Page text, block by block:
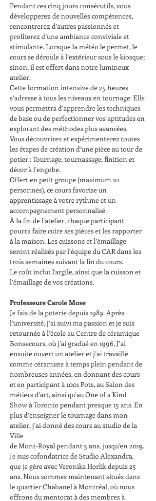
Pendant ces cinq jours consécutifs, vous
développerez de nouvelles compétences,
rencontrerez d’autres passionnés et
profiterez d’une ambiance conviviale et
stimulante. Lorsque la météo le permet, le
cours se déroule à l’extérieur sous le kiosque;
sinon, il est offert dans notre lumineux
atelier.
Cette formation intensive de 25 heures
s’adresse à tous les niveaux en tournage. Elle
vous permettra d’apprendre les techniques
de base ou de perfectionner vos aptitudes en
explorant des méthodes plus avancées.
Vous découvrirez et expérimenterez toutes
les étapes de création d’une pièce au tour de
potier : Tournage, tournassage, finition et
décor à l’engobe.
Offert en petit groupe (maximum 10
personnes), ce cours favorise un
apprentissage à votre rythme et un
accompagnement personnalisé.
À la fin de l’atelier, chaque participant
pourra faire cuire ses pièces et les rapporter
à la maison. Les cuissons et l’émaillage
seront réalisés par l’équipe du CAR dans les
trois semaines suivant la fin du cours.
Le coût inclut l'argile, ainsi que la cuisson et
l’émaillage de vos créations.
Professeure Carole Mose
Je fais de la poterie depuis 1989. Après
l’université, j’ai suivi ma passion et je suis
retournée à l’école au Centre de céramique
Bonsecours, où j’ai gradué en 1996. J’ai
ensuite ouvert un atelier et j’ai travaillé
comme céramiste à temps plein pendant de
nombreuses années, en donnant des cours
et en participant à 1001 Pots, au Salon des
métiers d’art, ainsi qu’au One of a Kind
Show à Toronto pendant presque 15 ans. En
plus d’enseigner le tournage dans mon
atelier, j’ai donné des cours au studio de la
Ville
de Mont-Royal pendant 5 ans, jusqu’en 2019.
Je suis cofondatrice de Studio Alexandra,
que je gère avec Veronika Horlik depuis 25
ans. Nous sommes maintenant situés dans
le quartier Chabanel à Montréal, où nous
offrons du mentorat à des membres à